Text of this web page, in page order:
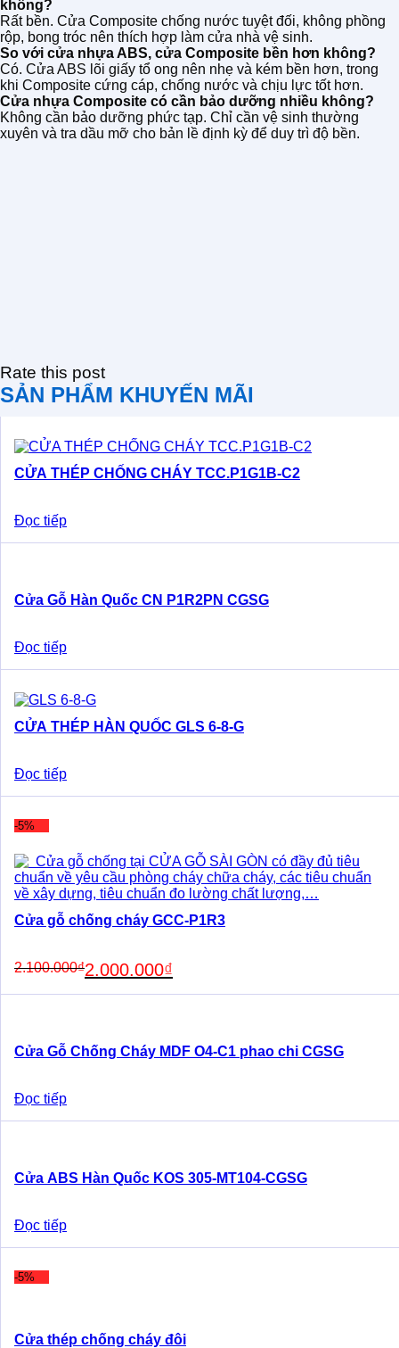
không?
Rất bền. Cửa Composite chống nước tuyệt đối, không phồng
rộp, bong tróc nên thích hợp làm cửa nhà vệ sinh.
So với cửa nhựa ABS, cửa Composite bền hơn không?
Có. Cửa ABS lõi giấy tổ ong nên nhẹ và kém bền hơn, trong
khi Composite cứng cáp, chống nước và chịu lực tốt hơn.
Cửa nhựa Composite có cần bảo dưỡng nhiều không?
Không cần bảo dưỡng phức tạp. Chỉ cần vệ sinh thường
xuyên và tra dầu mỡ cho bản lề định kỳ để duy trì độ bền.
Rate this post
SẢN PHẨM KHUYẾN MÃI
CỬA THÉP CHỐNG CHÁY TCC.P1G1B-C2
Đọc tiếp
Cửa Gỗ Hàn Quốc CN P1R2PN CGSG
Đọc tiếp
CỬA THÉP HÀN QUỐC GLS 6-8-G
Đọc tiếp
-5%
Cửa gỗ chống cháy GCC-P1R3
2.100.000₫
price
was:
2.000.000₫
price
is:
Cửa Gỗ Chống Cháy MDF O4-C1 phao chi CGSG
Đọc tiếp
Cửa ABS Hàn Quốc KOS 305-MT104-CGSG
Đọc tiếp
-5%
Cửa thép chống cháy đôi